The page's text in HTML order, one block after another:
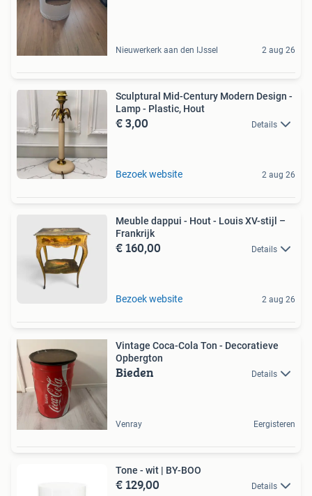
Nieuwerkerk aan den IJssel 2 aug 26
Sculptural Mid-Century Modern Design -
Lamp - Plastic, Hout
€ 3,00 Details
Bezoek website 2 aug 26
Meuble dappui - Hout - Louis XV-stijl –
Frankrijk
€ 160,00 Details
Bezoek website 2 aug 26
Vintage Coca-Cola Ton - Decoratieve
Opbergton
Bieden Details
Venray Eergisteren
Tone - wit | BY-BOO
€ 129,00 Details